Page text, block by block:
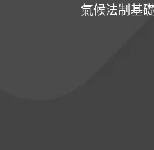
氣候法制基